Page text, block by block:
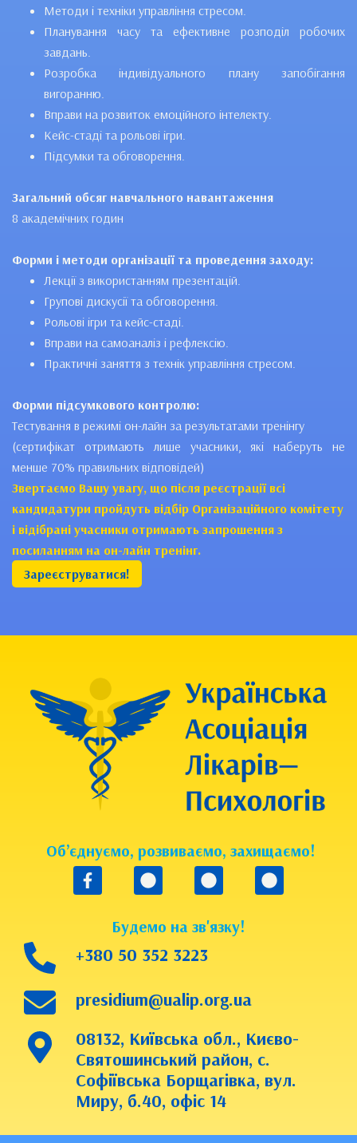
Методи і техніки управління стресом.
Планування часу та ефективне розподіл робочих
завдань.
Розробка індивідуального плану запобігання
вигоранню.
Вправи на розвиток емоційного інтелекту.
Кейс-стаді та рольові ігри.
Підсумки та обговорення.
Загальний обсяг навчального навантаження
8 академічних годин
Форми і методи організації та проведення заходу:
Лекції з використанням презентацій.
Групові дискусії та обговорення.
Рольові ігри та кейс-стаді.
Вправи на самоаналіз і рефлексію.
Практичні заняття з технік управління стресом.
Форми підсумкового контролю:
Тестування в режимі он-лайн за результатами тренінгу
(сертифікат отримають лише учасники, які наберуть не
менше 70% правильних відповідей)
Звертаємо Вашу увагу, що після реєстрації всі
кандидатури пройдуть відбір Організаційного комітету
і відібрані учасники отримають запрошення з
посиланням на он-лайн тренінг.
Зареєструватися!
Об’єднуємо, розвиваємо, захищаємо!
Будемо на зв'язку!
+380 50 352 3223
presidium@ualip.org.ua
08132, Київська обл., Києво-
Святошинський район, с.
Софіївська Борщагівка, вул.
Миру, б.40, офіс 14